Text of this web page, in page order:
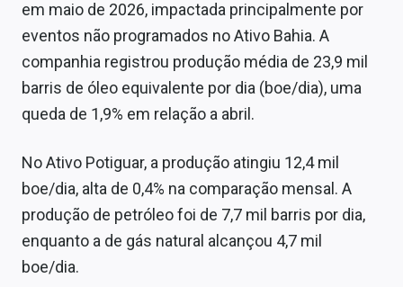
em maio de 2026, impactada principalmente por
eventos não programados no Ativo Bahia. A
companhia registrou produção média de 23,9 mil
barris de óleo equivalente por dia (boe/dia), uma
queda de 1,9% em relação a abril.
No Ativo Potiguar, a produção atingiu 12,4 mil
boe/dia, alta de 0,4% na comparação mensal. A
produção de petróleo foi de 7,7 mil barris por dia,
enquanto a de gás natural alcançou 4,7 mil
boe/dia.